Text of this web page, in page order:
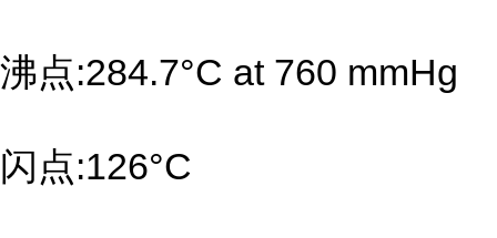
沸点:284.7°C at 760 mmHg
闪点:126°C